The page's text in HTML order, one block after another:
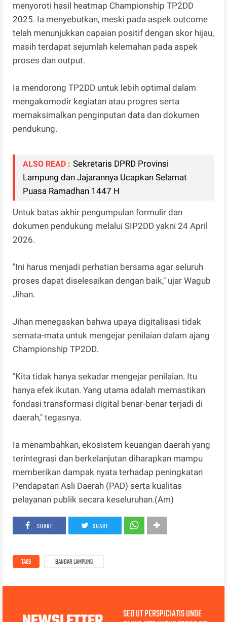
menyoroti hasil heatmap Championship TP2DD
2025. Ia menyebutkan, meski pada aspek outcome
telah menunjukkan capaian positif dengan skor hijau,
masih terdapat sejumlah kelemahan pada aspek
proses dan output.
Ia mendorong TP2DD untuk lebih optimal dalam
mengakomodir kegiatan atau progres serta
memaksimalkan penginputan data dan dokumen
pendukung.
ALSO READ : Sekretaris DPRD Provinsi
Lampung dan Jajarannya Ucapkan Selamat
Puasa Ramadhan 1447 H
Untuk batas akhir pengumpulan formulir dan
dokumen pendukung melalui SIP2DD yakni 24 April
2026.
"Ini harus menjadi perhatian bersama agar seluruh
proses dapat diselesaikan dengan baik," ujar Wagub
Jihan.
Jihan menegaskan bahwa upaya digitalisasi tidak
semata-mata untuk mengejar penilaian dalam ajang
Championship TP2DD.
"Kita tidak hanya sekadar mengejar penilaian. Itu
hanya efek ikutan. Yang utama adalah memastikan
fondasi transformasi digital benar-benar terjadi di
daerah," tegasnya.
Ia menambahkan, ekosistem keuangan daerah yang
terintegrasi dan berkelanjutan diharapkan mampu
memberikan dampak nyata terhadap peningkatan
Pendapatan Asli Daerah (PAD) serta kualitas
pelayanan publik secara keseluruhan.(Am)
SHARE SHARE
TAGS BANDAR LAMPUNG
SED UT PERSPICIATIS UNDE